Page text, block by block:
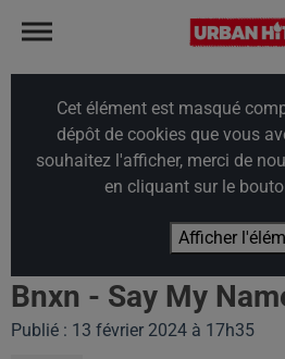
Cet élément est masqué
dépôt de cookies que vous
souhaitez l'afficher, merci de
en cliquant sur le
Afficher
Bnxn - Say My
Publié : 13 février 2024 à 17h35